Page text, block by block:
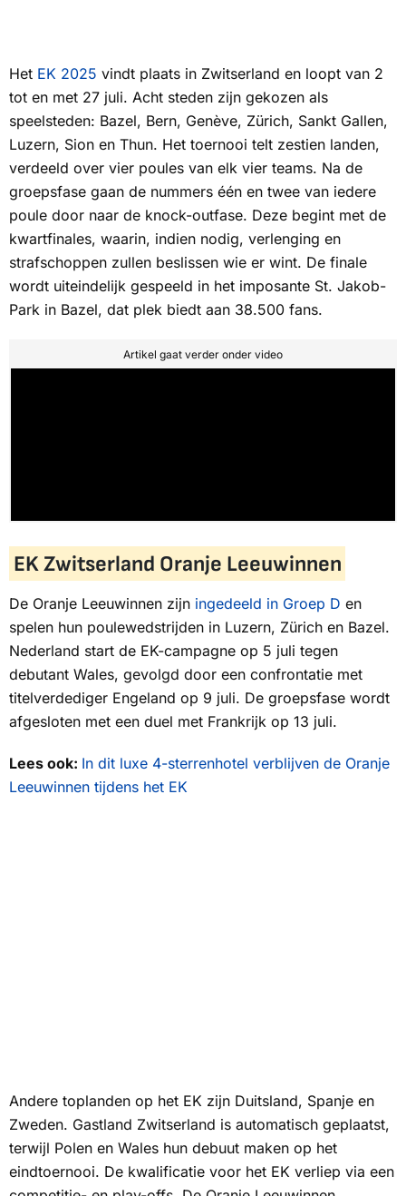
Het EK 2025 vindt plaats in Zwitserland en loopt van 2
tot en met 27 juli. Acht steden zijn gekozen als
speelsteden: Bazel, Bern, Genève, Zürich, Sankt Gallen,
Luzern, Sion en Thun. Het toernooi telt zestien landen,
verdeeld over vier poules van elk vier teams. Na de
groepsfase gaan de nummers één en twee van iedere
poule door naar de knock-outfase. Deze begint met de
kwartfinales, waarin, indien nodig, verlenging en
strafschoppen zullen beslissen wie er wint. De finale
wordt uiteindelijk gespeeld in het imposante St. Jakob-
Park in Bazel, dat plek biedt aan 38.500 fans.
Artikel gaat verder onder video
EK Zwitserland Oranje Leeuwinnen
De Oranje Leeuwinnen zijn ingedeeld in Groep D en
spelen hun poulewedstrijden in Luzern, Zürich en Bazel.
Nederland start de EK-campagne op 5 juli tegen
debutant Wales, gevolgd door een confrontatie met
titelverdediger Engeland op 9 juli. De groepsfase wordt
afgesloten met een duel met Frankrijk op 13 juli.
Lees ook: In dit luxe 4-sterrenhotel verblijven de Oranje
Leeuwinnen tijdens het EK
Andere toplanden op het EK zijn Duitsland, Spanje en
Zweden. Gastland Zwitserland is automatisch geplaatst,
terwijl Polen en Wales hun debuut maken op het
eindtoernooi. De kwalificatie voor het EK verliep via een